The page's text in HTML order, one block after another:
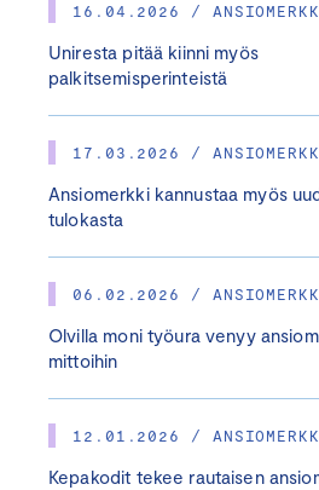
16.04.2026 /
Uniresta pitää kiinni myös
palkitsemisperinteistä
17.03.2026 /
Ansiomerkki kannustaa myös
tulokasta
06.02.2026 /
Olvilla moni työura venyy
mittoihin
12.01.2026 /
Kepakodit tekee rautaisen